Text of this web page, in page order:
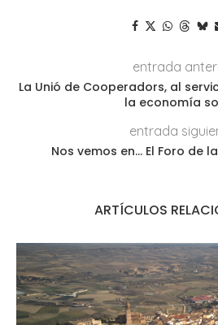
entrada
La Unió de Cooperadors, al
la economía
entrada
Nos vemos en… El Foro de
ARTÍCULOS